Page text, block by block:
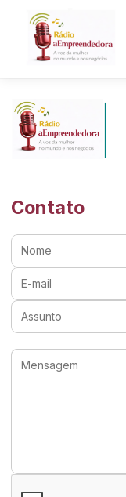
Contato
Nome:
E-mail:
Assunto: